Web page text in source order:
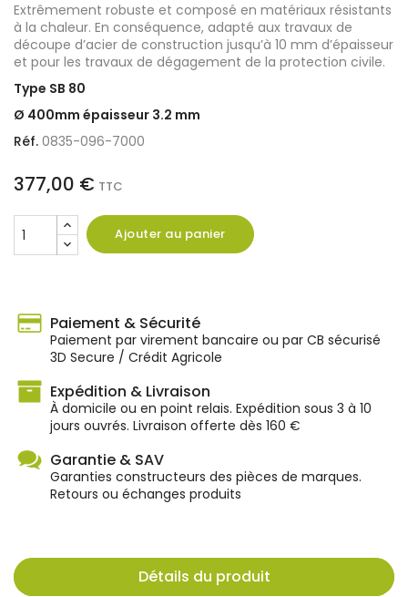
Extrêmement robuste et composé en matériaux résistants
à la chaleur. En conséquence, adapté aux travaux de
découpe d’acier de construction jusqu’à 10 mm d’épaisseur
et pour les travaux de dégagement de la protection civile.
Type SB 80
Ø 400mm épaisseur 3.2 mm
Réf. 0835-096-7000
377,00 € TTC
Ajouter au panier
Paiement & Sécurité
Paiement par virement bancaire ou par CB sécurisé
3D Secure / Crédit Agricole
Expédition & Livraison
À domicile ou en point relais. Expédition sous 3 à 10
jours ouvrés. Livraison offerte dès 160 €
Garantie & SAV
Garanties constructeurs des pièces de marques.
Retours ou échanges produits
Détails du produit